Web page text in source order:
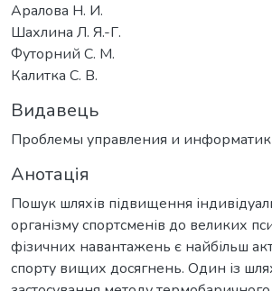
Аралова Н. И.
Шахлина Л. Я.-Г.
Футорний С. М.
Калитка С. В.
Видавець
Проблемы управления и
Анотація
Пошук шляхів підвищення
організму спортсменів до великих
фізичних навантажень є найбільш
спорту вищих досягнень. Один із